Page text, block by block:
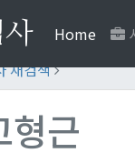
사 Home
재검색
형근